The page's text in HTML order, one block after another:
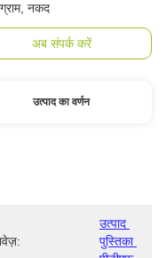
नकद
अब संपर्क करें
उत्पाद का वर्णन
उत्पाद
पुस्तिका